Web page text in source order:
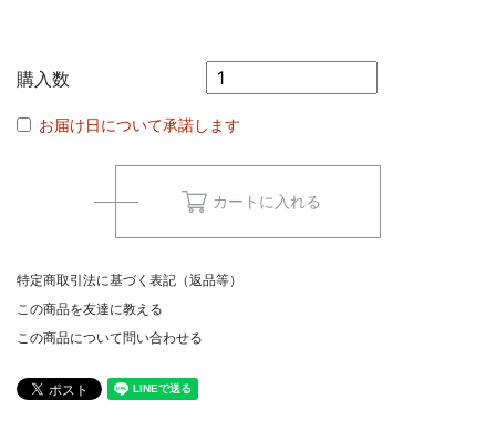
購入数
お届け日について承諾します
カートに入れる
特定商取引法に基づく表記（返品等）
この商品を友達に教える
この商品について問い合わせる